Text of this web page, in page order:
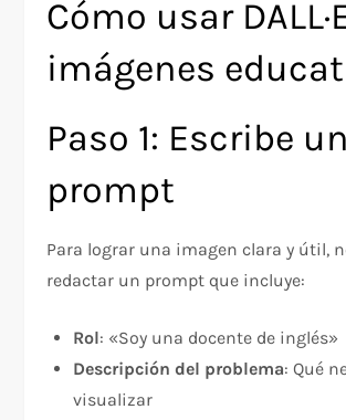
Cómo usar
imágenes
Paso 1: Escribe
prompt
Para lograr una imagen clara y útil,
redactar un prompt que incluye:
Rol: «Soy una docente de inglés»
Descripción del problema: Qué
visualizar